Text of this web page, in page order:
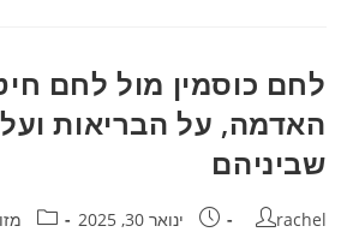
להיות
המלך
של
הקיץ!
לחם כוסמין מול לחם
האדמה, על הבריאות
שביניהם
מחבר:
rachel פורסם:ינואר 30, 2025